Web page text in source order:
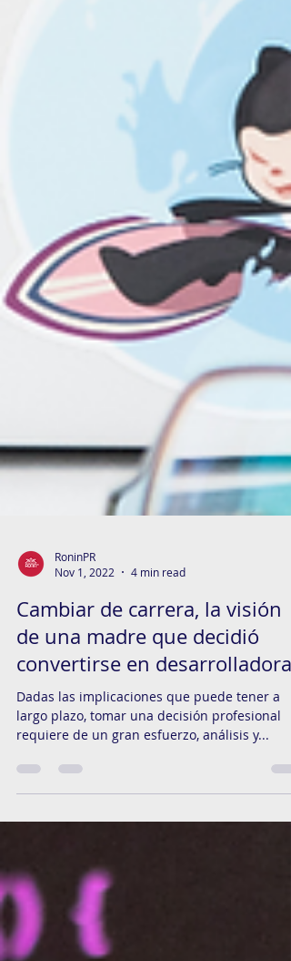
RoninPR
Cambiar de carrera, la visión
de una madre que decidió
convertirse en desarrolladora
Dadas las implicaciones que puede tener a
largo plazo, tomar una decisión profesional